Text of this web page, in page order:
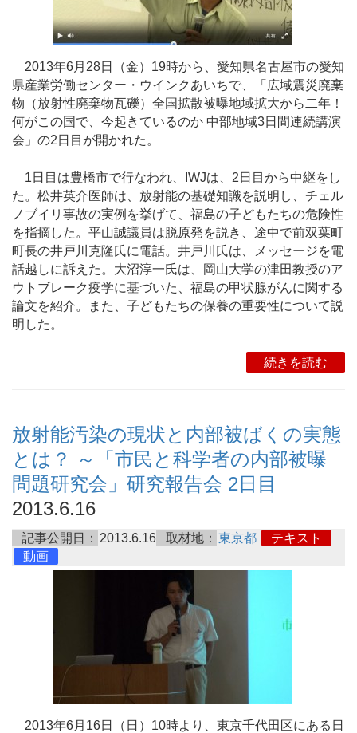
2013年6月28日（金）19時から、愛知県名古屋市の愛知
県産業労働センター・ウインクあいちで、「広域震災廃棄
物（放射性廃棄物瓦礫）全国拡散被曝地域拡大から二年！
何がこの国で、今起きているのか 中部地域3日間連続講演
会」の2日目が開かれた。
1日目は豊橋市で行なわれ、IWJは、2日目から中継をし
た。松井英介医師は、放射能の基礎知識を説明し、チェル
ノブイリ事故の実例を挙げて、福島の子どもたちの危険性
を指摘した。平山誠議員は脱原発を説き、途中で前双葉町
町長の井戸川克隆氏に電話。井戸川氏は、メッセージを電
話越しに訴えた。大沼淳一氏は、岡山大学の津田教授のア
ウトブレーク疫学に基づいた、福島の甲状腺がんに関する
論文を紹介。また、子どもたちの保養の重要性について説
明した。
続きを読む
放射能汚染の現状と内部被ばくの実態
とは？ ～「市民と科学者の内部被曝
問題研究会」研究報告会 2日目
2013.6.16
記事公開日： 2013.6.16 取材地： 東京都
テキスト
動画
2013年6月16日（日）10時より、東京千代田区にある日